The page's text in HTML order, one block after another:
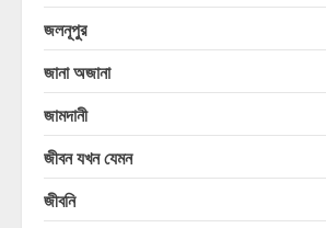
জলনূপুর
জানা অজানা
জামদানী
জীবন যখন যেমন
জীবনি